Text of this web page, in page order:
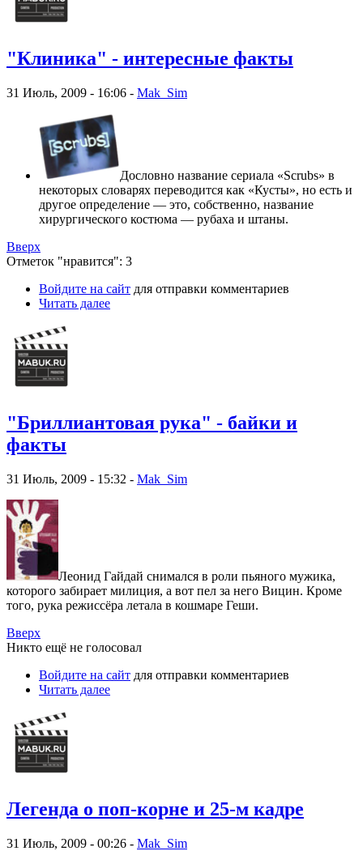
"Клиника" - интересные факты
31 Июль, 2009 - 16:06 - Mak_Sim
Дословно название сериала «Scrubs» в
некоторых словарях переводится как «Кусты», но есть и
другое определение — это, собственно, название
хирургического костюма — рубаха и штаны.
Вверх
Отметок "нравится": 3
Войдите на сайт для отправки комментариев
Читать далее
"Бриллиантовая рука" - байки и
факты
31 Июль, 2009 - 15:32 - Mak_Sim
Леонид Гайдай снимался в роли пьяного мужика,
которого забирает милиция, а вот пел за него Вицин. Кроме
того, рука режиссёра летала в кошмаре Геши.
Вверх
Никто ещё не голосовал
Войдите на сайт для отправки комментариев
Читать далее
Легенда о поп-корне и 25-м кадре
31 Июль, 2009 - 00:26 - Mak_Sim